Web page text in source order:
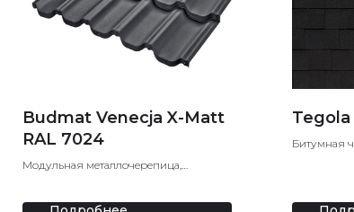
Budmat Venecja X-Matt
RAL 7024
Модульная металлочерепица,
Битумная